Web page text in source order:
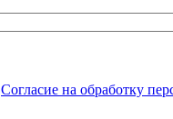
Согласие на обработку